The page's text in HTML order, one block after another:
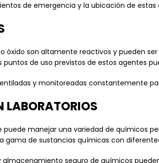
de emergencia y la ubicación de
óxido son altamente reactivos y pueden
puntos de uso previstos de estos agentes
y monitoreadas constantemente
LABORATORIOS
puede manejar una variedad de químicos
gama de sustancias químicas con
seguro de químicos